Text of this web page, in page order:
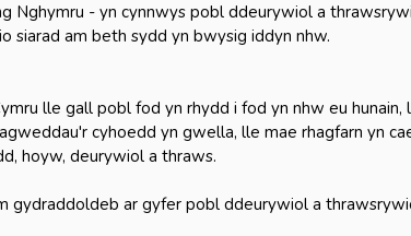
Nghymru - yn cynnwys pobl ddeurywiol a
siarad am beth sydd yn bwysig iddyn nhw.
lle gall pobl fod yn rhydd i fod yn nhw eu hunain,
cyhoedd yn gwella, lle mae rhagfarn yn
hoyw, deurywiol a thraws.
gydraddoldeb ar gyfer pobl ddeurywiol a